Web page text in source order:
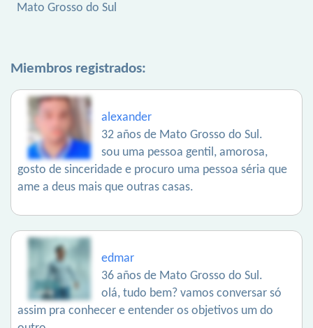
Mato Grosso do Sul
Miembros registrados:
alexander
32 años de Mato Grosso do Sul.
sou uma pessoa gentil, amorosa,
gosto de sinceridade e procuro uma pessoa séria que
ame a deus mais que outras casas.
edmar
36 años de Mato Grosso do Sul.
olá, tudo bem? vamos conversar só
assim pra conhecer e entender os objetivos um do